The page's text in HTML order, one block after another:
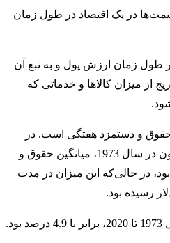
در یک اقتصاد در طول زمان
طول زمان ارزش پول و به تبع آن
از میزان کالاها و خدماتی که
حقوق و دستمزد هفتگی است. در
دوره سه ماهه منتهی به ماه جون در سال 1973، میانگین حقوق و
تقریبا 100 دلار بود، در حالی‌که این میزان در مدت